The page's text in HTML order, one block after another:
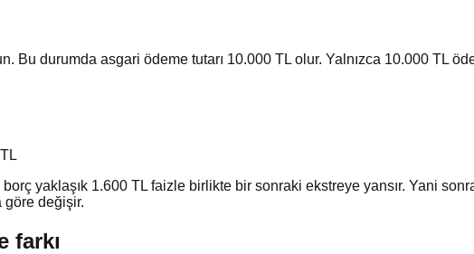
Bu durumda asgari ödeme tutarı 10.000 TL olur. Yalnızca 10.000 TL
yaklaşık 1.600 TL faizle birlikte bir sonraki ekstreye yansır. Yani
göre değişir.
farkı